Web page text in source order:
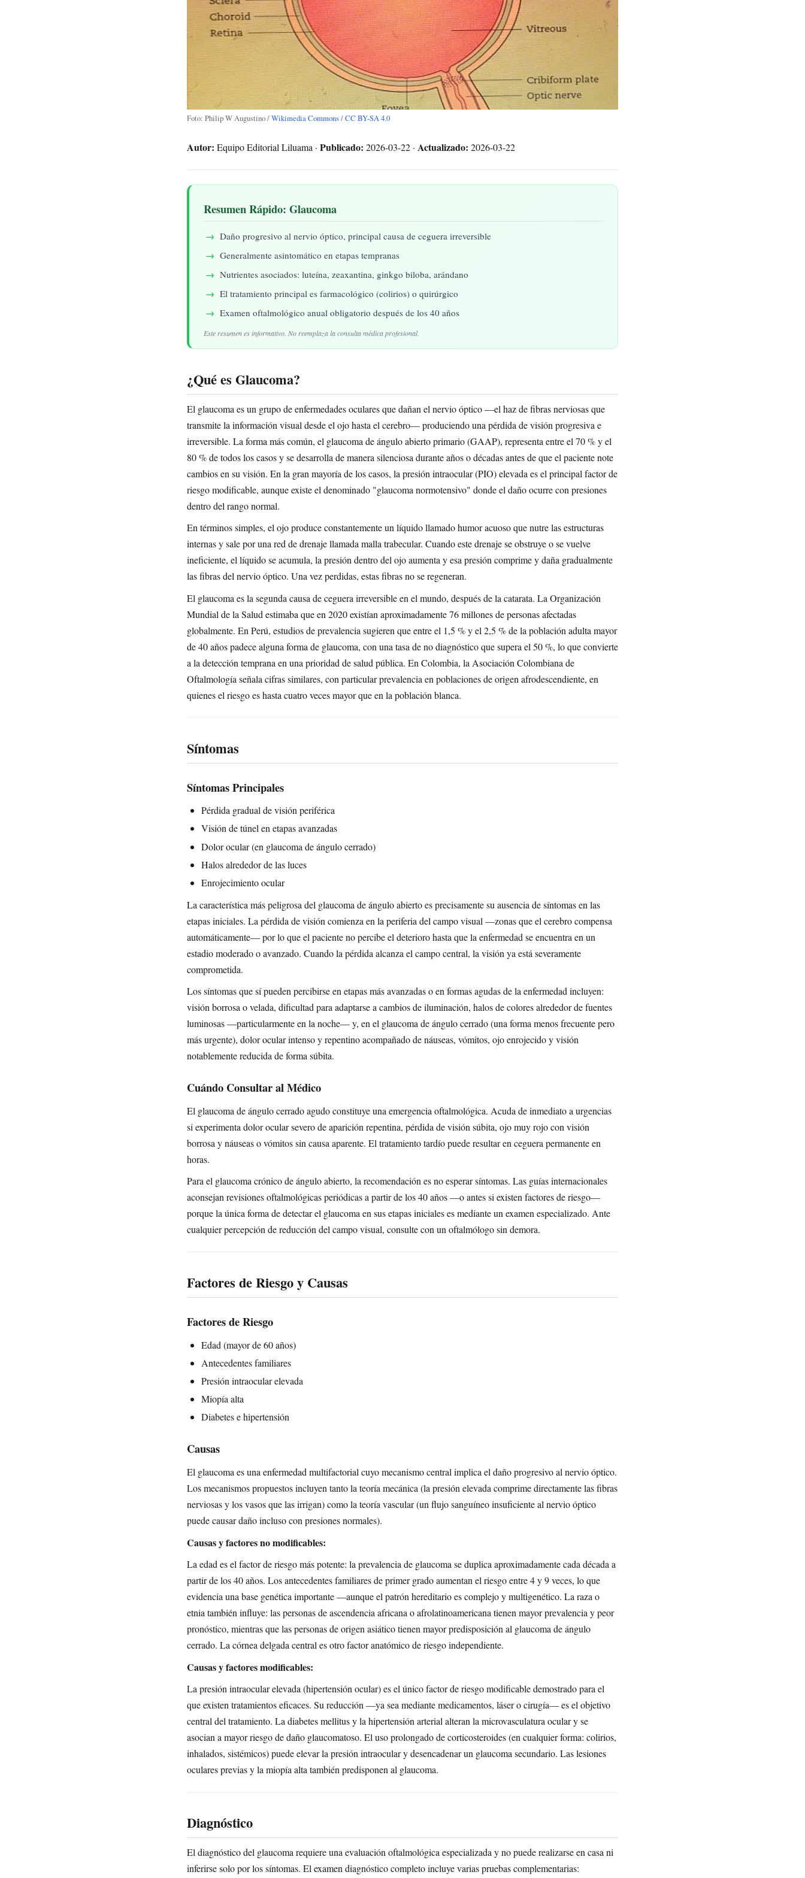
Foto: Philip W Augustino /Wikimedia Commons/CC BY-SA 4.0
Autor: Equipo Editorial Liluama · Publicado: 2026-03-22 · Actualizado: 2026-03-22
Resumen Rápido: Glaucoma
Daño progresivo al nervio óptico, principal causa de ceguera irreversible
Generalmente asintomático en etapas tempranas
Nutrientes asociados: luteína, zeaxantina, ginkgo biloba, arándano
El tratamiento principal es farmacológico (colirios) o quirúrgico
Examen oftalmológico anual obligatorio después de los 40 años
Este resumen es informativo. No reemplaza la consulta médica profesional.
¿Qué es Glaucoma?
El glaucoma es un grupo de enfermedades oculares que dañan el nervio óptico —el haz de fibras nerviosas que
transmite la información visual desde el ojo hasta el cerebro— produciendo una pérdida de visión progresiva e
irreversible. La forma más común, el glaucoma de ángulo abierto primario (GAAP), representa entre el 70 % y el
80 % de todos los casos y se desarrolla de manera silenciosa durante años o décadas antes de que el paciente note
cambios en su visión. En la gran mayoría de los casos, la presión intraocular (PIO) elevada es el principal factor de
riesgo modificable, aunque existe el denominado "glaucoma normotensivo" donde el daño ocurre con presiones
dentro del rango normal.
En términos simples, el ojo produce constantemente un líquido llamado humor acuoso que nutre las estructuras
internas y sale por una red de drenaje llamada malla trabecular. Cuando este drenaje se obstruye o se vuelve
ineficiente, el líquido se acumula, la presión dentro del ojo aumenta y esa presión comprime y daña gradualmente
las fibras del nervio óptico. Una vez perdidas, estas fibras no se regeneran.
El glaucoma es la segunda causa de ceguera irreversible en el mundo, después de la catarata. La Organización
Mundial de la Salud estimaba que en 2020 existían aproximadamente 76 millones de personas afectadas
globalmente. En Perú, estudios de prevalencia sugieren que entre el 1,5 % y el 2,5 % de la población adulta mayor
de 40 años padece alguna forma de glaucoma, con una tasa de no diagnóstico que supera el 50 %, lo que convierte
a la detección temprana en una prioridad de salud pública. En Colombia, la Asociación Colombiana de
Oftalmología señala cifras similares, con particular prevalencia en poblaciones de origen afrodescendiente, en
quienes el riesgo es hasta cuatro veces mayor que en la población blanca.
Síntomas
Síntomas Principales
Pérdida gradual de visión periférica
Visión de túnel en etapas avanzadas
Dolor ocular (en glaucoma de ángulo cerrado)
Halos alrededor de las luces
Enrojecimiento ocular
La característica más peligrosa del glaucoma de ángulo abierto es precisamente su ausencia de síntomas en las
etapas iniciales. La pérdida de visión comienza en la periferia del campo visual —zonas que el cerebro compensa
automáticamente— por lo que el paciente no percibe el deterioro hasta que la enfermedad se encuentra en un
estadio moderado o avanzado. Cuando la pérdida alcanza el campo central, la visión ya está severamente
comprometida.
Los síntomas que sí pueden percibirse en etapas más avanzadas o en formas agudas de la enfermedad incluyen:
visión borrosa o velada, dificultad para adaptarse a cambios de iluminación, halos de colores alrededor de fuentes
luminosas —particularmente en la noche— y, en el glaucoma de ángulo cerrado (una forma menos frecuente pero
más urgente), dolor ocular intenso y repentino acompañado de náuseas, vómitos, ojo enrojecido y visión
notablemente reducida de forma súbita.
Cuándo Consultar al Médico
El glaucoma de ángulo cerrado agudo constituye una emergencia oftalmológica. Acuda de inmediato a urgencias
si experimenta dolor ocular severo de aparición repentina, pérdida de visión súbita, ojo muy rojo con visión
borrosa y náuseas o vómitos sin causa aparente. El tratamiento tardío puede resultar en ceguera permanente en
horas.
Para el glaucoma crónico de ángulo abierto, la recomendación es no esperar síntomas. Las guías internacionales
aconsejan revisiones oftalmológicas periódicas a partir de los 40 años —o antes si existen factores de riesgo—
porque la única forma de detectar el glaucoma en sus etapas iniciales es mediante un examen especializado. Ante
cualquier percepción de reducción del campo visual, consulte con un oftalmólogo sin demora.
Factores de Riesgo y Causas
Factores de Riesgo
Edad (mayor de 60 años)
Antecedentes familiares
Presión intraocular elevada
Miopía alta
Diabetes e hipertensión
Causas
El glaucoma es una enfermedad multifactorial cuyo mecanismo central implica el daño progresivo al nervio óptico.
Los mecanismos propuestos incluyen tanto la teoría mecánica (la presión elevada comprime directamente las fibras
nerviosas y los vasos que las irrigan) como la teoría vascular (un flujo sanguíneo insuficiente al nervio óptico
puede causar daño incluso con presiones normales).
Causas y factores no modificables:
La edad es el factor de riesgo más potente: la prevalencia de glaucoma se duplica aproximadamente cada década a
partir de los 40 años. Los antecedentes familiares de primer grado aumentan el riesgo entre 4 y 9 veces, lo que
evidencia una base genética importante —aunque el patrón hereditario es complejo y multigenético. La raza o
etnia también influye: las personas de ascendencia africana o afrolatinoamericana tienen mayor prevalencia y peor
pronóstico, mientras que las personas de origen asiático tienen mayor predisposición al glaucoma de ángulo
cerrado. La córnea delgada central es otro factor anatómico de riesgo independiente.
Causas y factores modificables:
La presión intraocular elevada (hipertensión ocular) es el único factor de riesgo modificable demostrado para el
que existen tratamientos eficaces. Su reducción —ya sea mediante medicamentos, láser o cirugía— es el objetivo
central del tratamiento. La diabetes mellitus y la hipertensión arterial alteran la microvasculatura ocular y se
asocian a mayor riesgo de daño glaucomatoso. El uso prolongado de corticosteroides (en cualquier forma: colirios,
inhalados, sistémicos) puede elevar la presión intraocular y desencadenar un glaucoma secundario. Las lesiones
oculares previas y la miopía alta también predisponen al glaucoma.
Diagnóstico
El diagnóstico del glaucoma requiere una evaluación oftalmológica especializada y no puede realizarse en casa ni
inferirse solo por los síntomas. El examen diagnóstico completo incluye varias pruebas complementarias: